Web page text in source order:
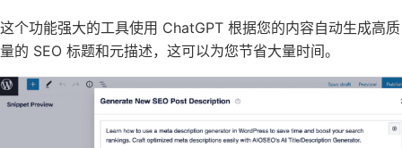
这个功能强大的工具使用 ChatGPT 根据您的内容自动生成高质
量的 SEO 标题和元描述，这可以为您节省大量时间。